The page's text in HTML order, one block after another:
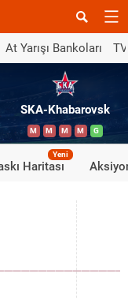
At Yarışı Bankoları
SKA-Khabarovsk
M M M M G
Haritası
Yeni